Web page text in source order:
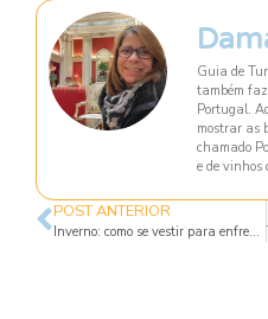
Guia de
também
Portugal.
mostrar as
chamado
e de vinhos
POST ANTERIOR
Inverno: como se vestir para enfrentar o frio no exterior